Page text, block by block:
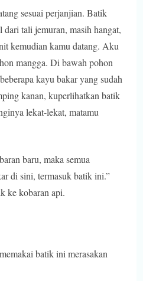
sesuai perjanjian. Batik
dari tali jemuran, masih hangat,
kemudian kamu datang. Aku
mangga. Di bawah pohon
kayu bakar yang sudah
kanan, kuperlihatkan batik
lekat-lekat, matamu
baru, maka semua
di sini, termasuk batik ini.”
ke kobaran api.
batik ini merasakan